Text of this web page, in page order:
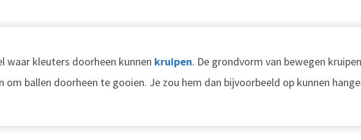
waar kleuters doorheen kunnen kruipen. De grondvorm van bewegen
ballen doorheen te gooien. Je zou hem dan bijvoorbeeld op kunnen